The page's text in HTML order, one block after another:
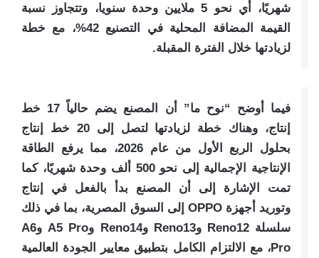
شهريًا، أي نحو 5 ملايين وحدة سنويا، وتتجاوز نسبة
القيمة المضافة المحلية في التصنيع 42%، مع خطة
لزيادتها خلال الفترة المقبلة.
فيما أوضح “نوح ما” أن المصنع يضم حالياً 17 خط
إنتاج، وهناك خطة لزيادتها لتصل إلى 20 خط إنتاج
بحلول الربع الأول من عام 2026، مما يرفع الطاقة
الإنتاجية الإجمالية إلى نحو 500 ألف وحدة شهريًا، كما
تمت الإشارة إلى أن المصنع بدأ بالفعل في إنتاج
وتوريد أجهزة OPPO إلى السوق المصرية، بما في ذلك
سلسلة Reno12 وReno13 وReno14 وA5 Pro وA6
Pro، مع الالتزام الكامل بتطبيق معايير الجودة العالمية